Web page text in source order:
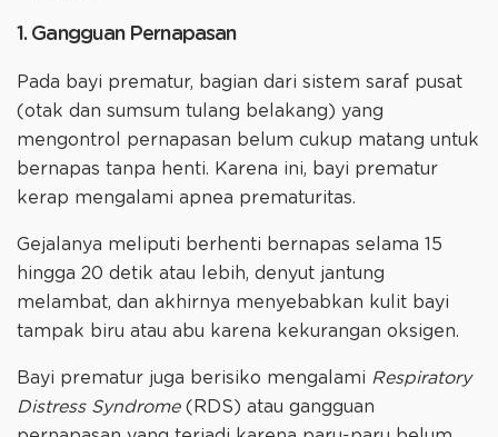
1. Gangguan Pernapasan
Pada bayi prematur, bagian dari sistem saraf pusat
(otak dan sumsum tulang belakang) yang
mengontrol pernapasan belum cukup matang untuk
bernapas tanpa henti. Karena ini, bayi prematur
kerap mengalami apnea prematuritas.
Gejalanya meliputi berhenti bernapas selama 15
hingga 20 detik atau lebih, denyut jantung
melambat, dan akhirnya menyebabkan kulit bayi
tampak biru atau abu karena kekurangan oksigen.
Bayi prematur juga berisiko mengalami Respiratory
Distress Syndrome(RDS) atau gangguan